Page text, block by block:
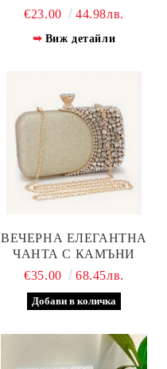
СРЕБРИСТО
€23.00 44.98лв.
Виж детайли
ВЕЧЕРНА ЕЛЕГАНТНА
ЧАНТА С КАМЪНИ
€35.00
68.45лв.